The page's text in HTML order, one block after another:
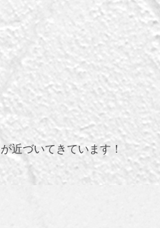
近づいてきています！